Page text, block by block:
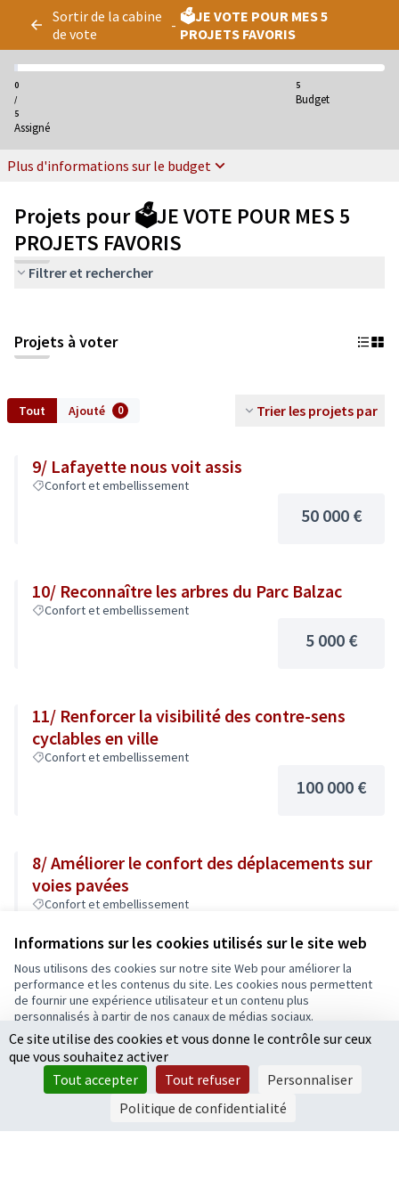
Informations sur les cookies utilisés sur le site web
Nous utilisons des cookies sur notre site Web pour améliorer la
performance et les contenus du site. Les cookies nous permettent
de fournir une expérience utilisateur et un contenu plus
personnalisés à partir de nos canaux de médias sociaux.
Tout accepter
Accepter seulement les cookies essentiels
Paramètres
Sortir de la cabine
de vote
- 🗳️JE VOTE POUR MES 5
PROJETS FAVORIS
0
/
5
Assigné
5
Budget
Plus d'informations sur le budget
Projets pour 🗳️JE VOTE POUR MES 5
PROJETS FAVORIS
Filtrer et rechercher
Projets à voter
Tout Ajouté 0 Trier les projets par
9/ Lafayette nous voit assis
Confort et embellissement
50 000 €
10/ Reconnaître les arbres du Parc Balzac
Confort et embellissement
5 000 €
11/ Renforcer la visibilité des contre-sens
cyclables en ville
Confort et embellissement
100 000 €
8/ Améliorer le confort des déplacements sur
voies pavées
Confort et embellissement
200 000 €
12/ Voie piétonne et cyclable jusqu’au parc du
Hutreau
Confort et embellissement
250 000 €
Panneau de gestion des cookies
Ce site utilise des cookies et vous donne le contrôle sur ceux
que vous souhaitez activer
Tout accepter
Tout refuser
Personnaliser
Politique de confidentialité